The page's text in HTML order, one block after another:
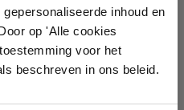
inhoud en
op 'Alle cookies
voor het
beschreven in ons beleid.
21 volledig ingerichte
compact tot luxe. Onze
persoonlijk, en je vindt
Gratis parkeren
terrein.